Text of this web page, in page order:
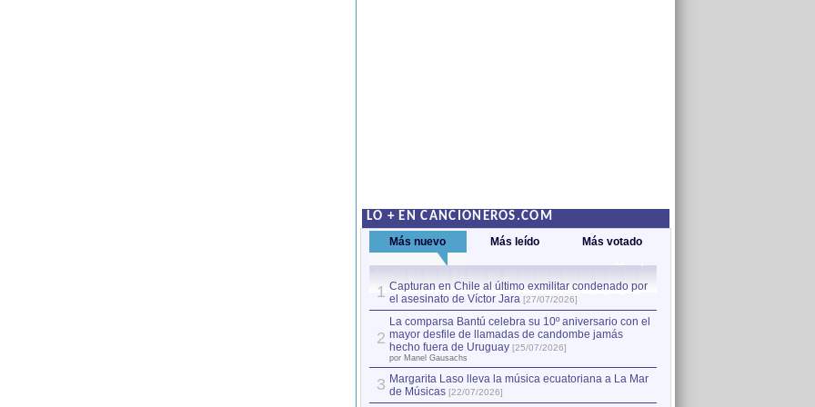
LO + EN CANCIONEROS.COM
Más nuevo Más leído Más votado
1 Capturan en Chile al último exmilitar condenado por
el asesinato de Víctor Jara [27/07/2026]
2
La comparsa Bantú celebra su 10º aniversario con el
mayor desfile de llamadas de candombe jamás
hecho fuera de Uruguay [25/07/2026]
por Manel Gausachs
3 Margarita Laso lleva la música ecuatoriana a La Mar
de Músicas [22/07/2026]